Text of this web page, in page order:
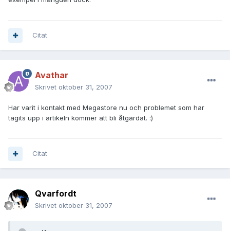
Citat
Avathar
Skrivet oktober 31, 2007
Har varit i kontakt med Megastore nu och problemet som har
tagits upp i artikeln kommer att bli åtgärdat. :)
Citat
Qvarfordt
Skrivet oktober 31, 2007